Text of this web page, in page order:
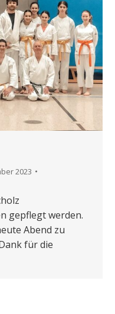
2023
gepflegt werden.
Abend zu
für die